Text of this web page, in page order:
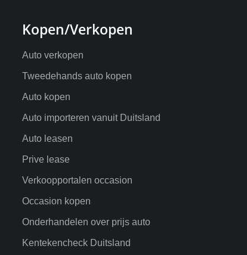
Kopen/Verkopen
Auto verkopen
Tweedehands auto kopen
Auto kopen
Auto importeren vanuit Duitsland
Auto leasen
Prive lease
Verkoopportalen occasion
Occasion kopen
Onderhandelen over prijs auto
Kentekencheck Duitsland